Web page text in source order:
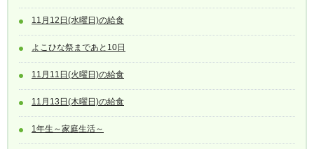
11月12日(水曜日)の給食
よこひな祭まであと10日
11月11日(火曜日)の給食
11月13日(木曜日)の給食
1年生～家庭生活～